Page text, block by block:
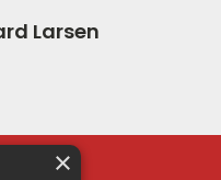
Larsen
×